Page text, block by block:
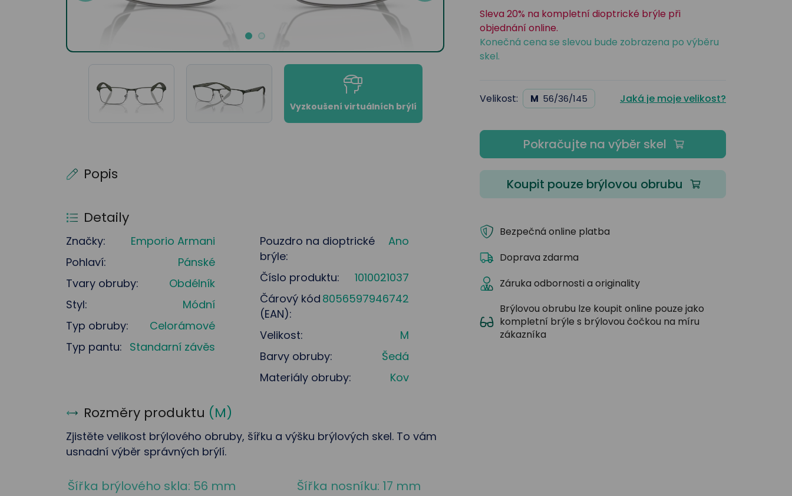
Vyzkoušení virtuálních brýlí
Popis
Detaily
Značky:
Emporio Armani
Pohlaví:
Pánské
Tvary obruby:
Obdélník
Styl:
Módní
Typ obruby:
Celorámové
Typ pantu: Standarní závěs
Pouzdro na dioptrické
brýle:
Ano
Číslo produktu:
1010021037
Čárový kód
(EAN):
8056597946742
Velikost:
M
Barvy obruby:
Šedá
Materiály obruby:
Kov
Rozměry produktu (M)
Zjistěte velikost brýlového obruby, šířku a výšku brýlových skel. To vám
usnadní výběr správných brýlí.
Šířka brýlového skla: 56 mm Šířka nosníku: 17 mm
Sleva 20% na kompletní dioptrické brýle při
objednání online.
Konečná cena se slevou bude zobrazena po výběru
skel.
Velikost: M 56/36/145 Jaká je moje velikost?
Pokračujte na výběr skel
Koupit pouze brýlovou obrubu
Bezpečná online platba
Doprava zdarma
Záruka odbornosti a originality
Brýlovou obrubu lze koupit online pouze jako
kompletní brýle s brýlovou čočkou na míru
zákazníka